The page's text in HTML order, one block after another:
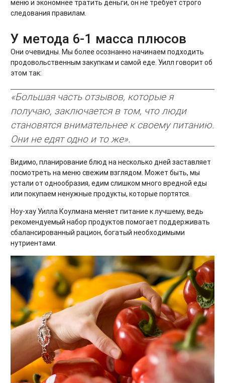
меню и экономнее тратить деньги, он не требует строго
следования правилам.
У метода 6-1 масса плюсов
Они очевидны. Мы более осознанно начинаем подходить
продовольственным закупкам и самой еде. Уилл говорит об
этом так:
«Большая часть отзывов, которые я
получаю, заключается в том, что люди
становятся внимательнее к своему питанию.
Они не едят одно и то же».
Видимо, планирование блюд на несколько дней заставляет
посмотреть на меню свежим взглядом. Может быть, мы
устали от однообразия, едим слишком много вредной еды
или покупаем ненужные продукты, которые портятся.
Ноу-хау Уилла Коулмана меняет питание к лучшему, ведь
рекомендуемый набор продуктов помогает поддерживать
сбалансированный рацион, богатый необходимыми
нутриентами.